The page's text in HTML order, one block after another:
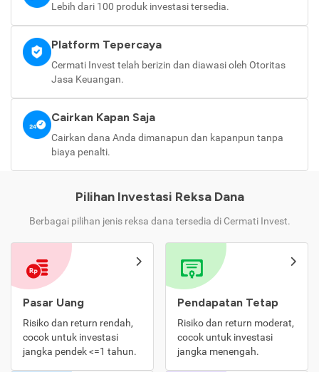
Lebih dari 100 produk investasi tersedia.
Platform Tepercaya
Cermati Invest telah berizin dan diawasi oleh Otoritas
Jasa Keuangan.
Cairkan Kapan Saja
Cairkan dana Anda dimanapun dan kapanpun tanpa
biaya penalti.
Pilihan Investasi Reksa Dana
Berbagai pilihan jenis reksa dana tersedia di Cermati Invest.
Pasar Uang
Risiko dan return rendah,
cocok untuk investasi
jangka pendek <=1 tahun.
Pendapatan Tetap
Risiko dan return moderat,
cocok untuk investasi
jangka menengah.